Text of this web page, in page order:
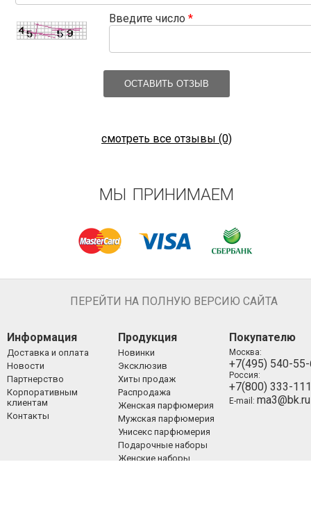
Введите число *
ОСТАВИТЬ ОТЗЫВ
смотреть все отзывы (0)
МЫ ПРИНИМАЕМ
ПЕРЕЙТИ НА ПОЛНУЮ ВЕРСИЮ САЙТА
Информация
Доставка и оплата
Новости
Партнерство
Корпоративным
клиентам
Контакты
Продукция
Новинки
Эксклюзив
Хиты продаж
Распродажа
Женская парфюмерия
Мужская парфюмерия
Унисекс парфюмерия
Подарочные наборы
Женские наборы
Покупателю
Москва:
+7(495) 540-
Россия:
+7(800) 333-
E-mail: ma3@bk.ru